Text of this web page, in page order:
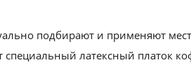
подбирают и применяют
специальный латексный платок